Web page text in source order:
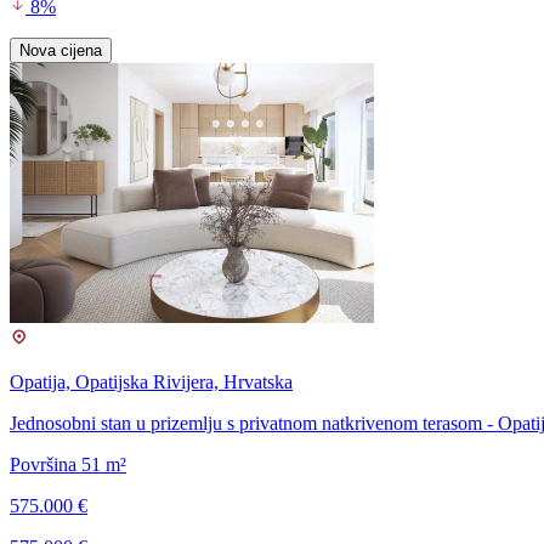
8%
Nova cijena
Opatija, Opatijska Rivijera, Hrvatska
Jednosobni stan u prizemlju s privatnom natkrivenom terasom -
Površina 51 m²
575.000 €